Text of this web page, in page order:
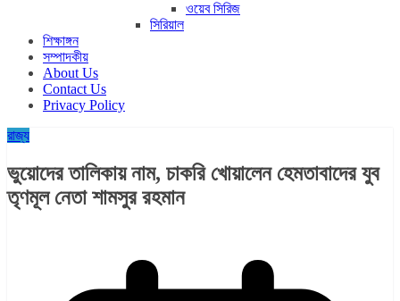
ওয়েব সিরিজ
সিরিয়াল
শিক্ষাঙ্গন
সম্পাদকীয়
About Us
Contact Us
Privacy Policy
রাজ্য​
ভুয়োদের তালিকায় নাম, চাকরি খোয়ালেন হেমতাবাদের যুব
তৃণমূল নেতা শামসুর রহমান